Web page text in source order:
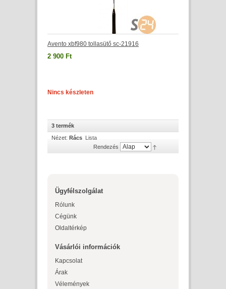
Avento xbf980 tollasütő sc-21916
2 900 Ft
Nincs készleten
3 termék
Nézet: Rács Lista
Rendezés
Ügyfélszolgálat
Rólunk
Cégünk
Oldaltérkép
Vásárlói információk
Kapcsolat
Árak
Vélemények